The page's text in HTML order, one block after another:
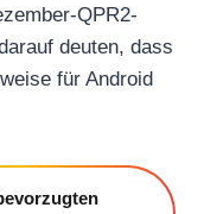
QPR2-
deuten, dass
für Android